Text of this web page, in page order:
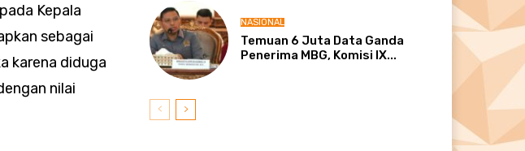
Kepala
sebagai
karena diduga
nilai
NASIONAL
Temuan 6 Juta Data Ganda
Penerima MBG, Komisi IX...